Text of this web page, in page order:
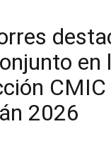
en
CMIC
2026